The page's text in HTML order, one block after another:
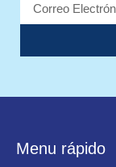
Menu rápido